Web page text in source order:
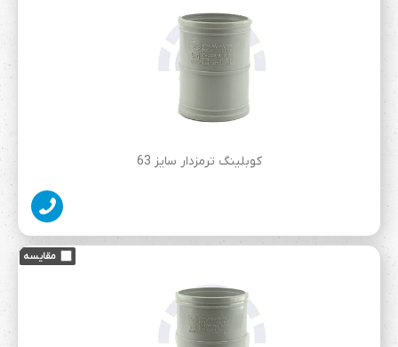
در سیستم هواکش هم از اتصالات pvc استفاده می کنیم. لوله های
pvc دو مدل دارند:لوله های pvc هواکشی (ضخامت کمتری دارند
چون داخلش هیچگونه آب و موادمعلق وارد نمی شود)و لوله های
pvc فاضلابی(چون مواد معلق و آب از داخلش خارج می شود
کوبلینگ ترمزدار سایز 63